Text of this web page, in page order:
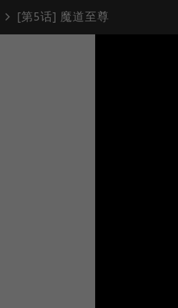
[第5话] 魔道至尊